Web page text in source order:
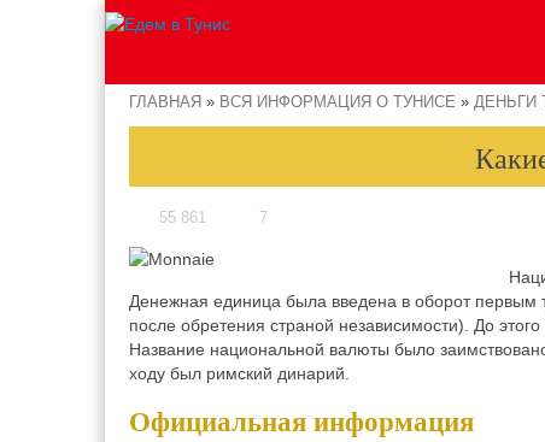
ГЛАВНАЯ » ВСЯ ИНФОРМАЦИЯ О ТУНИСЕ » ДЕНЬГИ
55 861 7
Денежная единица была введена в оборот первым
после обретения страной независимости). До
Название национальной валюты было
ходу был римский динарий.
Официальная информация